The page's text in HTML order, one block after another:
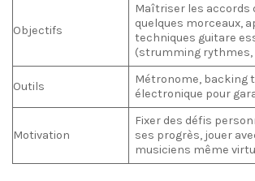
Objectifs
Maîtriser les accords
quelques morceaux,
techniques guitare
(strumming
Outils
Métronome, backing
électronique pour
Motivation
Fixer des défis
ses progrès, jouer
musiciens même